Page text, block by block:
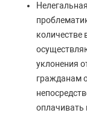
количестве
уклонения
гражданам
оплачивать